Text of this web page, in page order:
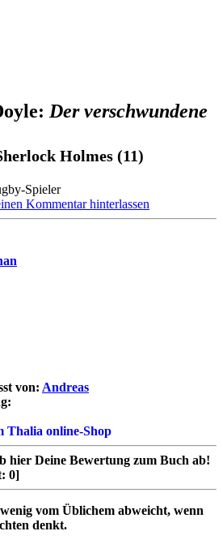
Der verschwundene
Holmes (11)
Kommentar hinterlassen
von: Andreas
hier Deine Bewertung zum Buch ab!
0]
vom Üblichem abweicht, wenn
denkt.